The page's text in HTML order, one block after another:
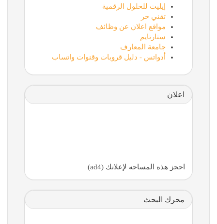
إيليت للحلول الرقمية
تقني حر
مواقع اعلان عن وظائف
ستارتايم
جامعة المعارف
أدواتس - دليل قروبات وقنوات واتساب
اعلان
احجز هذه المساحه لإعلانك (ad4)
محرك البحث